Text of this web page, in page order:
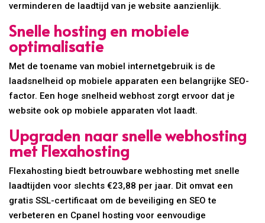
verminderen de laadtijd van je website aanzienlijk.
Snelle hosting en mobiele
optimalisatie
Met de toename van mobiel internetgebruik is de
laadsnelheid op mobiele apparaten een belangrijke SEO-
factor. Een hoge snelheid webhost zorgt ervoor dat je
website ook op mobiele apparaten vlot laadt.
Upgraden naar snelle webhosting
met Flexahosting
Flexahosting biedt betrouwbare webhosting met snelle
laadtijden voor slechts €23,88 per jaar. Dit omvat een
gratis SSL-certificaat om de beveiliging en SEO te
verbeteren en Cpanel hosting voor eenvoudige